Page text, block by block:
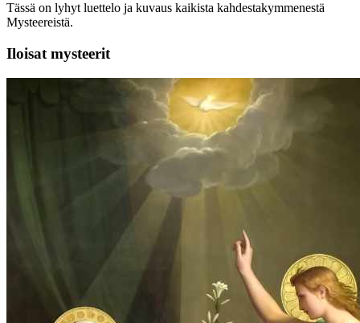
Tässä on lyhyt luettelo ja kuvaus kaikista kahdestakymmenestä
Mysteereistä.
Iloisat mysteerit